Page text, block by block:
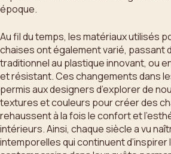
époque.
Au fil du temps, les matériaux utilisés
chaises ont également varié, passant
traditionnel au plastique innovant, ou
et résistant. Ces changements dans
permis aux designers d’explorer de
textures et couleurs pour créer des
rehaussent à la fois le confort et
intérieurs. Ainsi, chaque siècle a vu
intemporelles qui continuent